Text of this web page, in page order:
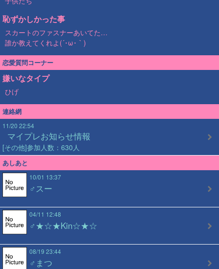
恥ずかしかった事
スカートのファスナーあいてた…
誰か教えてくれよ(´･ω･｀)
恋愛質問コーナー
嫌いなタイプ
ひげ
連絡網
11/20 22:54
マイプレお知らせ情報
[その他]参加人数：630人
あしあと
10/01 13:37
♂スー
04/11 12:48
♂★☆★Kin☆★☆
08/19 23:44
♂まつ